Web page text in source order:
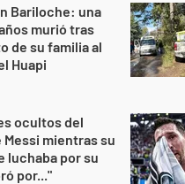
Bariloche: una
murió tras
de su familia al
Huapi
ocultos del
Messi mientras su
luchaba por su
por..."